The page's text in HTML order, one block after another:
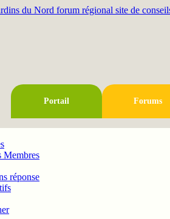
Portail Forums
Membres
réponse